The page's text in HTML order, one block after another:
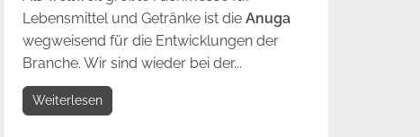
Lebensmittel und Getränke ist die Anuga
wegweisend für die Entwicklungen der
Branche. Wir sind wieder bei der...
Weiterlesen